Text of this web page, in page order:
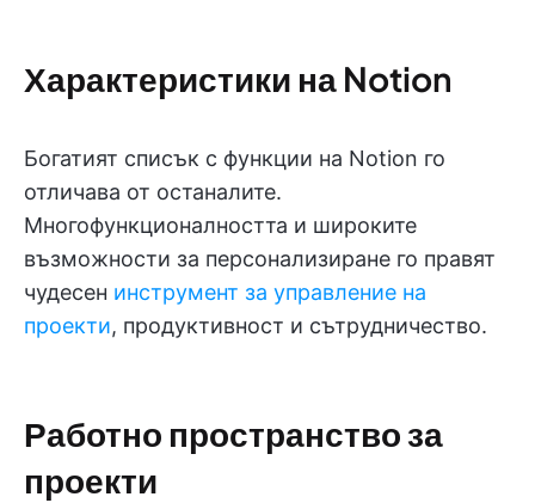
Характеристики на Notion
Богатият списък с функции на Notion го
отличава от останалите.
Многофункционалността и широките
възможности за персонализиране го правят
чудесен инструмент за управление на
проекти, продуктивност и сътрудничество.
Работно пространство за
проекти